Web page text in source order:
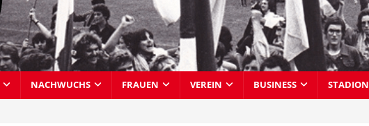
NACHWUCHS FRAUEN VEREIN BUSINESS STADION